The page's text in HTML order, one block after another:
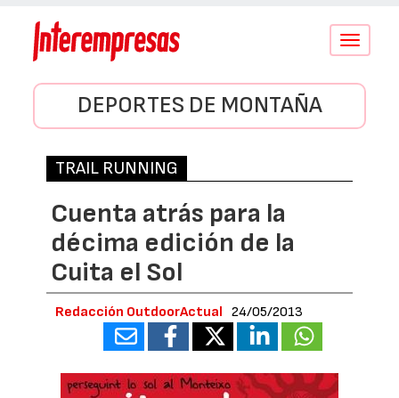
Conmutar
DEPORTES DE MONTAÑA
TRAIL RUNNING
Cuenta atrás para la
décima edición de la
Cuita el Sol
Redacción OutdoorActual 24/05/2013